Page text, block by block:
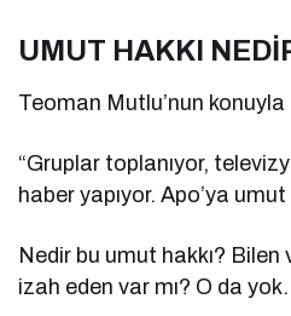
UMUT HAKKI
Teoman Mutlu’nun konuyla
“Gruplar toplanıyor,
haber yapıyor. Apo’ya
Nedir bu umut hakkı? Bilen
izah eden var mı? O da yok.